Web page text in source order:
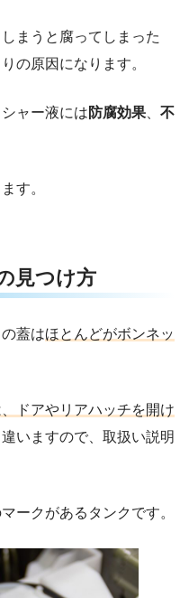
まうと腐ってしまった
の原因になります。
ャー液には 防腐効果
不
す。
見つけ方
蓋はほとんどがボンネッ
ドアやリアハッチを開け
いますので、取扱い説明
ークがあるタンクです。